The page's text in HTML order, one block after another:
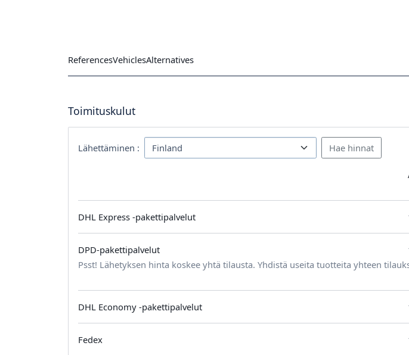
ReferencesVehiclesAlternatives
Toimituskulut
Lähettäminen :
DHL Express -pakettipalvelut
DPD-pakettipalvelut
Psst! Lähetyksen hinta koskee yhtä tilausta. Yhdistä useita tuotteita yhteen
DHL Economy -pakettipalvelut
Fedex